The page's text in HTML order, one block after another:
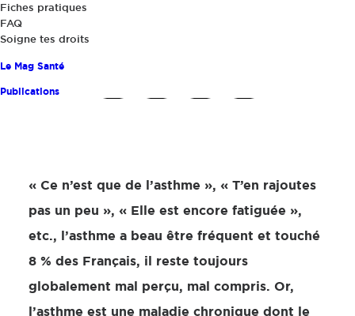
Fiches pratiques
FAQ
Soigne tes droits
Le Mag Santé
Publications
« Ce n’est que de l’asthme », « T’en rajoutes
pas un peu », « Elle est encore fatiguée »,
etc., l’asthme a beau être fréquent et touché
8 % des Français, il reste toujours
globalement mal perçu, mal compris. Or,
l’asthme est une maladie chronique dont le